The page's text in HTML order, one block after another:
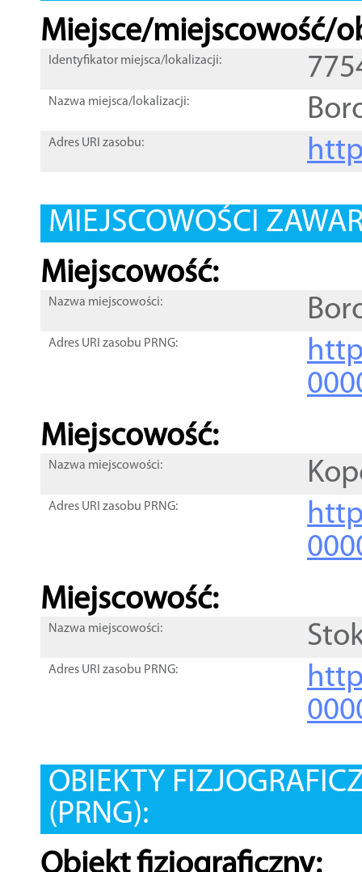
Miejsce/miejscowość/
Identyfikator miejsca/lokalizacji:
Nazwa miejsca/lokalizacji:
Adres URI zasobu:
MIEJSCOWOŚCI
Miejscowość:
Nazwa miejscowości:
Adres URI zasobu PRNG:
Miejscowość:
Nazwa miejscowości:
Adres URI zasobu PRNG:
Miejscowość:
Nazwa miejscowości:
Adres URI zasobu PRNG:
OBIEKTY
(PRNG):
Obiekt fizjograficzny: